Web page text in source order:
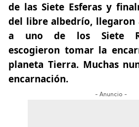
de las Siete Esferas y
del libre albedrío, llegaron
a uno de los Siete
escogieron tomar la
planeta Tierra. Muchas
encarnación.
- Anuncio -